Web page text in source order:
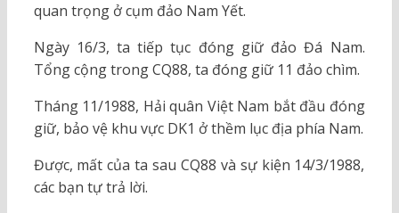
quan trọng ở cụm đảo Nam Yết.
Ngày 16/3, ta tiếp tục đóng giữ đảo Đá Nam.
Tổng cộng trong CQ88, ta đóng giữ 11 đảo chìm.
Tháng 11/1988, Hải quân Việt Nam bắt đầu đóng
giữ, bảo vệ khu vực DK1 ở thềm lục địa phía Nam.
Được, mất của ta sau CQ88 và sự kiện 14/3/1988,
các bạn tự trả lời.